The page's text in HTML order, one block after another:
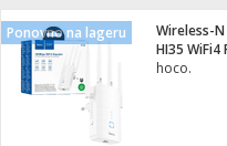
/ G4
svjetla
- IP
Ponovno na lageru
Wireless-
HI35 WiFi4
hoco.